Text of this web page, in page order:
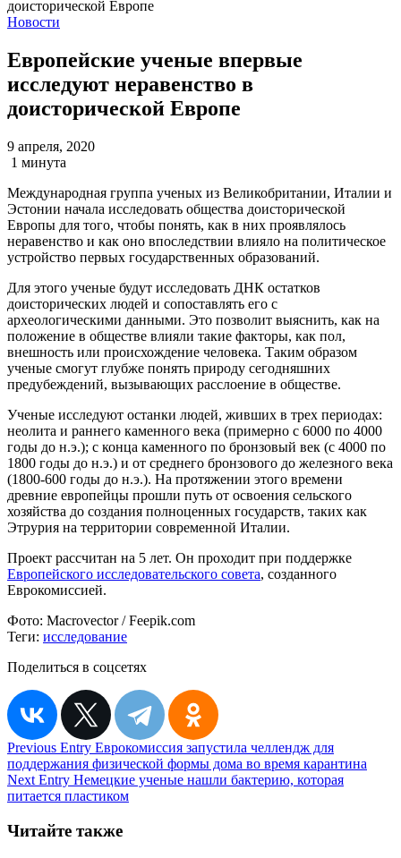
Новости
Европейские ученые впервые
исследуют неравенство в
доисторической Европе
9 апреля, 2020
1 минута
Международная группа ученых из Великобритании, Италии и
Эстонии начала исследовать общества доисторической
Европы для того, чтобы понять, как в них проявлялось
неравенство и как оно впоследствии влияло на политическое
устройство первых государственных образований.
Для этого ученые будут исследовать ДНК остатков
доисторических людей и сопоставлять его с
археологическими данными. Это позволит выяснить, как на
положение в обществе влияли такие факторы, как пол,
внешность или происхождение человека. Таким образом
ученые смогут глубже понять природу сегодняшних
предубеждений, вызывающих расслоение в обществе.
Ученые исследуют останки людей, живших в трех периодах:
неолита и раннего каменного века (примерно с 6000 по 4000
годы до н.э.); с конца каменного по бронзовый век (с 4000 по
1800 годы до н.э.) и от среднего бронзового до железного века
(1800-600 годы до н.э.). На протяжении этого времени
древние европейцы прошли путь от освоения сельского
хозяйства до создания полноценных государств, таких как
Этрурия на территории современной Италии.
Проект рассчитан на 5 лет. Он проходит при поддержке
Европейского исследовательского совета, созданного
Еврокомиссией.
Фото: Macrovector / Feepik.com
Теги: исследование
Поделиться в соцсетях
Навигация
по
записям
Previous Entry Еврокомиссия запустила челлендж для
поддержания физической формы дома во время карантина
Next Entry Немецкие ученые нашли бактерию, которая
питается пластиком
Читайте также